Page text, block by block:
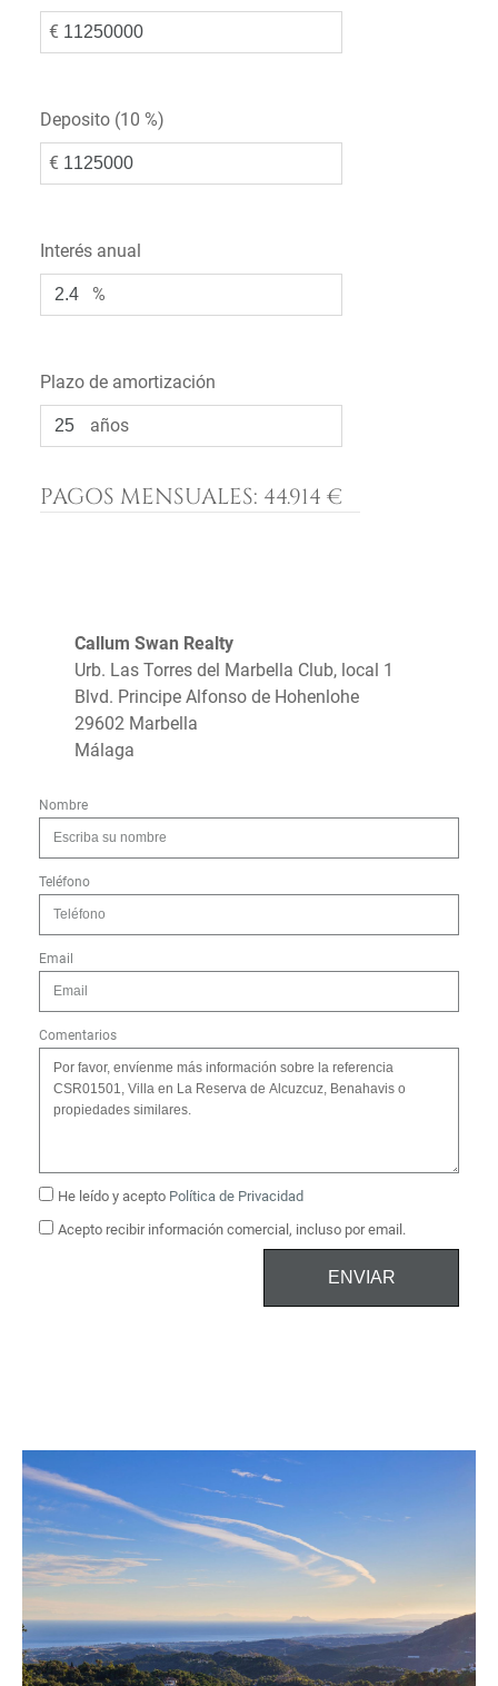
€
Deposito (10 %)
€
Interés anual
%
Plazo de amortización
años
PAGOS MENSUALES: 44.914 €
Callum Swan Realty
Urb. Las Torres del Marbella Club, local 1
Blvd. Principe Alfonso de Hohenlohe
29602 Marbella
Málaga
Nombre
Teléfono
Email
Comentarios
He leído y acepto Política de Privacidad
Acepto recibir información comercial, incluso por email.
ENVIAR